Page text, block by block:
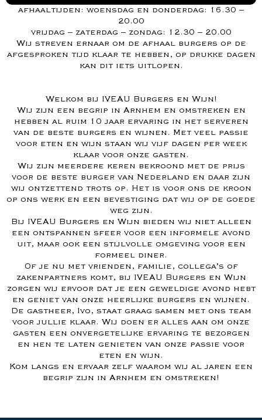
afhaaltijden: woensdag en donderdag: 16.30 –
20.00
vrijdag – zaterdag – zondag: 12.30 – 20.00
Wij streven ernaar om de afhaal burgers op de
afgesproken tijd klaar te hebben, op drukke dagen
kan dit iets uitlopen.
Welkom bij IVEAU Burgers en Wijn!
Wij zijn een begrip in Arnhem en omstreken en
hebben al ruim 10 jaar ervaring in het serveren
van de beste burgers en wijnen. Met veel passie
voor eten en wijn staan wij vijf dagen per week
klaar voor onze gasten.
Wij zijn meerdere keren bekroond met de prijs
voor de beste burger van Nederland en daar zijn
wij ontzettend trots op. Het is voor ons de kroon
op ons werk en een bevestiging dat wij op de goede
weg zijn.
Bij IVEAU Burgers en Wijn bieden wij niet alleen
een ontspannen sfeer voor een informele avond
uit, maar ook een stijlvolle omgeving voor een
formeel diner.
Of je nu met vrienden, familie, collega’s of
zakenpartners komt, bij IVEAU Burgers en Wijn
zorgen wij ervoor dat je een geweldige avond hebt
en geniet van onze heerlijke burgers en wijnen.
De gastheer, Ivo, staat graag samen met ons team
voor jullie klaar. Wij doen er alles aan om onze
gasten een onvergetelijke ervaring te bezorgen
en hen te laten genieten van onze passie voor
eten en wijn.
Kom langs en ervaar zelf waarom wij al jaren een
begrip zijn in Arnhem en omstreken!